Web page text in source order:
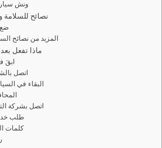
ونش
نصائح للسلامة
ضع
المزيد من نصائح
ماذا تفعل
ابقَ
اتصل
البقاء في
اتصل بشركة
طلب
كلمات